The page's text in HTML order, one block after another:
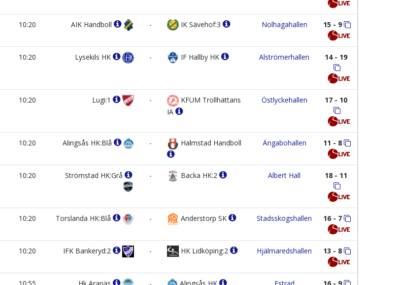
10:20 AIK Handboll - IK Sävehof:3 Nolhagahallen 15 - 9
10:20 Lysekils HK - IF Hallby HK Alströmerhallen 14 - 19
10:20 Lugi:1 -
KFUM Trollhättans
IA
Östlyckehallen 17 - 10
10:20 Alingsås HK:Blå - Halmstad Handboll Ängabohallen 11 - 8
10:20 Strömstad HK:Grå - Backa HK:2 Albert Hall 18 - 11
10:20 Torslanda HK:Blå - Anderstorp SK Stadsskogshallen 16 - 7
10:20 IFK Bankeryd:2 - HK Lidköping:2 Hjälmaredshallen 13 - 8